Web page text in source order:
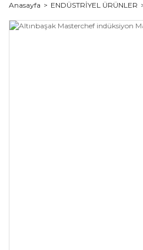
Anasayfa ENDÜSTRİYEL ÜRÜNLER